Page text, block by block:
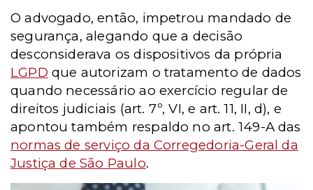
O advogado, então, impetrou mandado de
segurança, alegando que a decisão
desconsiderava os dispositivos da própria
LGPD que autorizam o tratamento de dados
quando necessário ao exercício regular de
direitos judiciais (art. 7º, VI, e art. 11, II, d), e
apontou também respaldo no art. 149-A das
normas de serviço da Corregedoria-Geral da
Justiça de São Paulo.